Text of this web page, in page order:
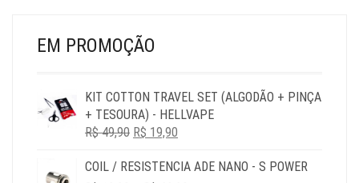
EM PROMOÇÃO
KIT COTTON TRAVEL SET (ALGODÃO + PINÇA
+ TESOURA) - HELLVAPE
R$49,90 O
ORIGINAL
R$ 19,90
ATUAL
COIL / RESISTENCIA ADE NANO - S POWER